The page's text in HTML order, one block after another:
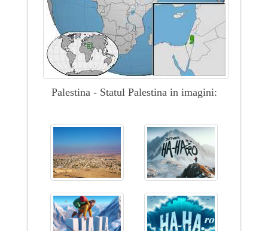
Palestina - Statul Palestina in imagini: